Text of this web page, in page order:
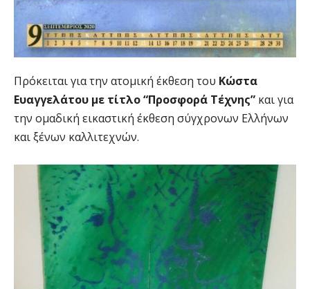
Πρόκειται για την ατομική έκθεση του Κώστα
Ευαγγελάτου με τίτλο “Προσφορά Τέχνης” και για
την ομαδική εικαστική έκθεση σύγχρονων Ελλήνων
και ξένων καλλιτεχνών.